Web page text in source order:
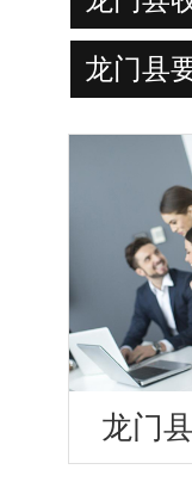
龙门县
龙门